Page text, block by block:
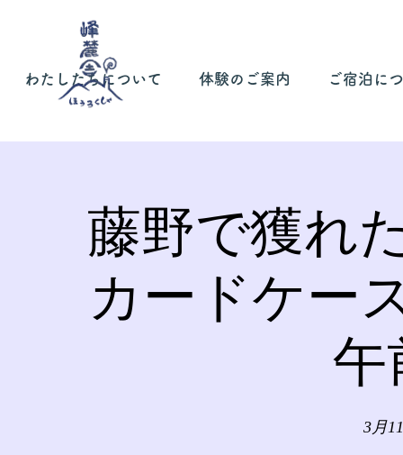
わたしたちについて 体験のご案内 ご宿泊に
藤野で獲れ
カードケー
午
3月